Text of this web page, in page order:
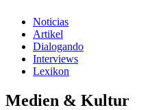
Noticias
Artikel
Dialogando
Interviews
Lexikon
Medien & Kultur